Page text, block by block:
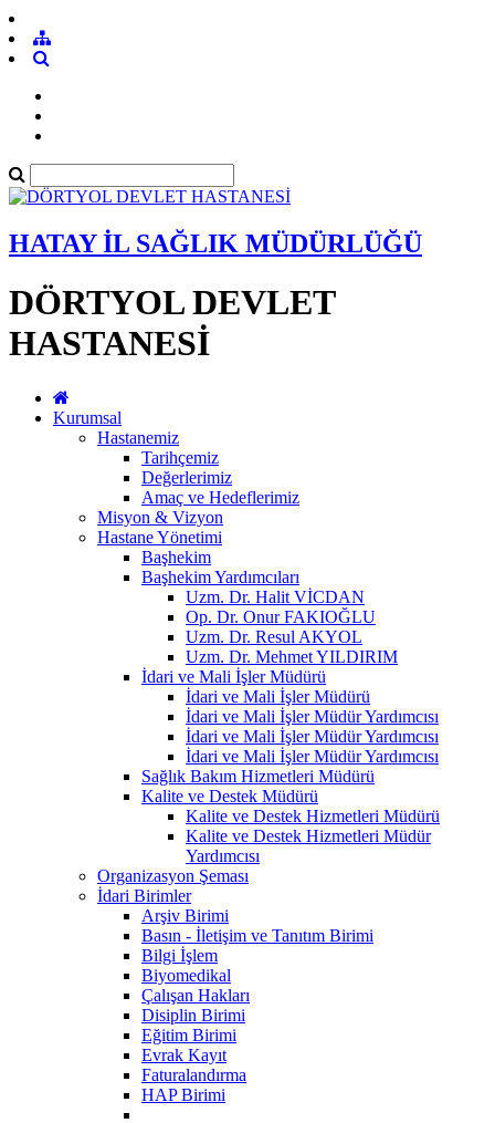
HATAY İL SAĞLIK MÜDÜRLÜĞÜ
DÖRTYOL DEVLET
HASTANESİ
Kurumsal
Hastanemiz
Tarihçemiz
Değerlerimiz
Amaç ve Hedeflerimiz
Misyon & Vizyon
Hastane Yönetimi
Başhekim
Başhekim Yardımcıları
Uzm. Dr. Halit VİCDAN
Op. Dr. Onur FAKIOĞLU
Uzm. Dr. Resul AKYOL
Uzm. Dr. Mehmet YILDIRIM
İdari ve Mali İşler Müdürü
İdari ve Mali İşler Müdürü
İdari ve Mali İşler Müdür Yardımcısı
İdari ve Mali İşler Müdür Yardımcısı
İdari ve Mali İşler Müdür Yardımcısı
Sağlık Bakım Hizmetleri Müdürü
Kalite ve Destek Müdürü
Kalite ve Destek Hizmetleri Müdürü
Kalite ve Destek Hizmetleri Müdür
Yardımcısı
Organizasyon Şeması
İdari Birimler
Arşiv Birimi
Basın - İletişim ve Tanıtım Birimi
Bilgi İşlem
Biyomedikal
Çalışan Hakları
Disiplin Birimi
Eğitim Birimi
Evrak Kayıt
Faturalandırma
HAP Birimi